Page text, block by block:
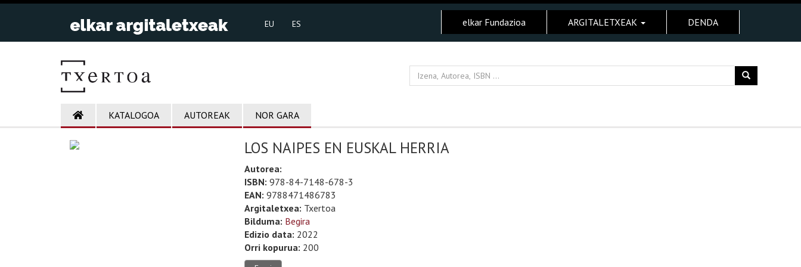
EU ES elkar Fundazioa ARGITALETXEAK DENDA
KATALOGOA AUTOREAK NOR GARA
LOS NAIPES EN EUSKAL HERRIA
Autorea:
ISBN: 978-84-7148-678-3
EAN: 9788471486783
Argitaletxea: Txertoa
Bilduma: Begira
Edizio data: 2022
Orri kopurua: 200